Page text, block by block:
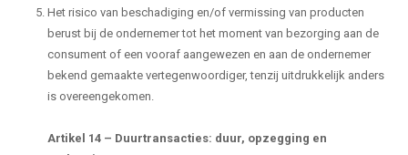
Het risico van beschadiging en/of vermissing van producten
berust bij de ondernemer tot het moment van bezorging aan de
consument of een vooraf aangewezen en aan de ondernemer
bekend gemaakte vertegenwoordiger, tenzij uitdrukkelijk anders
is overeengekomen.
Artikel 14 – Duurtransacties: duur, opzegging en